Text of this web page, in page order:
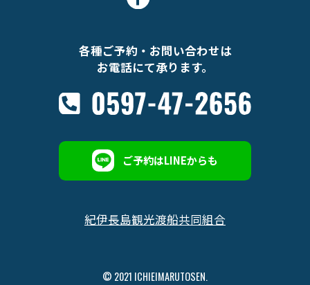
各種ご予約・お問い合わせは
お電話にて承ります。
ご予約はLINEからも
紀伊長島観光渡船共同組合
© 2021 ICHIEIMARUTOSEN.